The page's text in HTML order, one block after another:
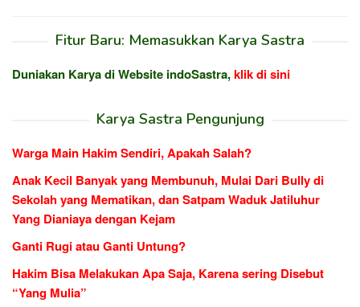
Fitur Baru: Memasukkan Karya Sastra
Duniakan Karya di Website indoSastra,klik di sini
Karya Sastra Pengunjung
Warga Main Hakim Sendiri, Apakah Salah?
Anak Kecil Banyak yang Membunuh, Mulai Dari Bully di
Sekolah yang Mematikan, dan Satpam Waduk Jatiluhur
Yang Dianiaya dengan Kejam
Ganti Rugi atau Ganti Untung?
Hakim Bisa Melakukan Apa Saja, Karena sering Disebut
“Yang Mulia”